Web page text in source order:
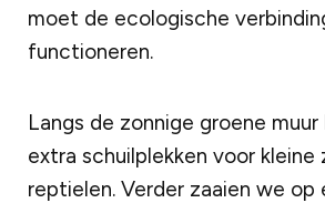
moet de ecologische
functioneren.
Langs de zonnige groene
extra schuilplekken voor kleine
reptielen. Verder zaaien we op